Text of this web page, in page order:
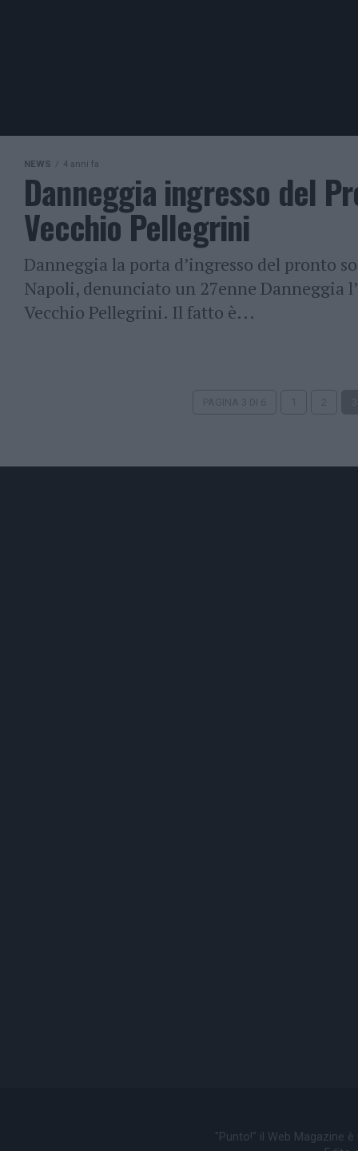
NEWS 4 anni fa
Danneggia ingresso del
Vecchio Pellegrini
Danneggia la porta d’ingresso del pronto
Napoli, denunciato un 27enne Danneggia
Vecchio Pellegrini. Il fatto è...
"Punto!" il Web Magazine